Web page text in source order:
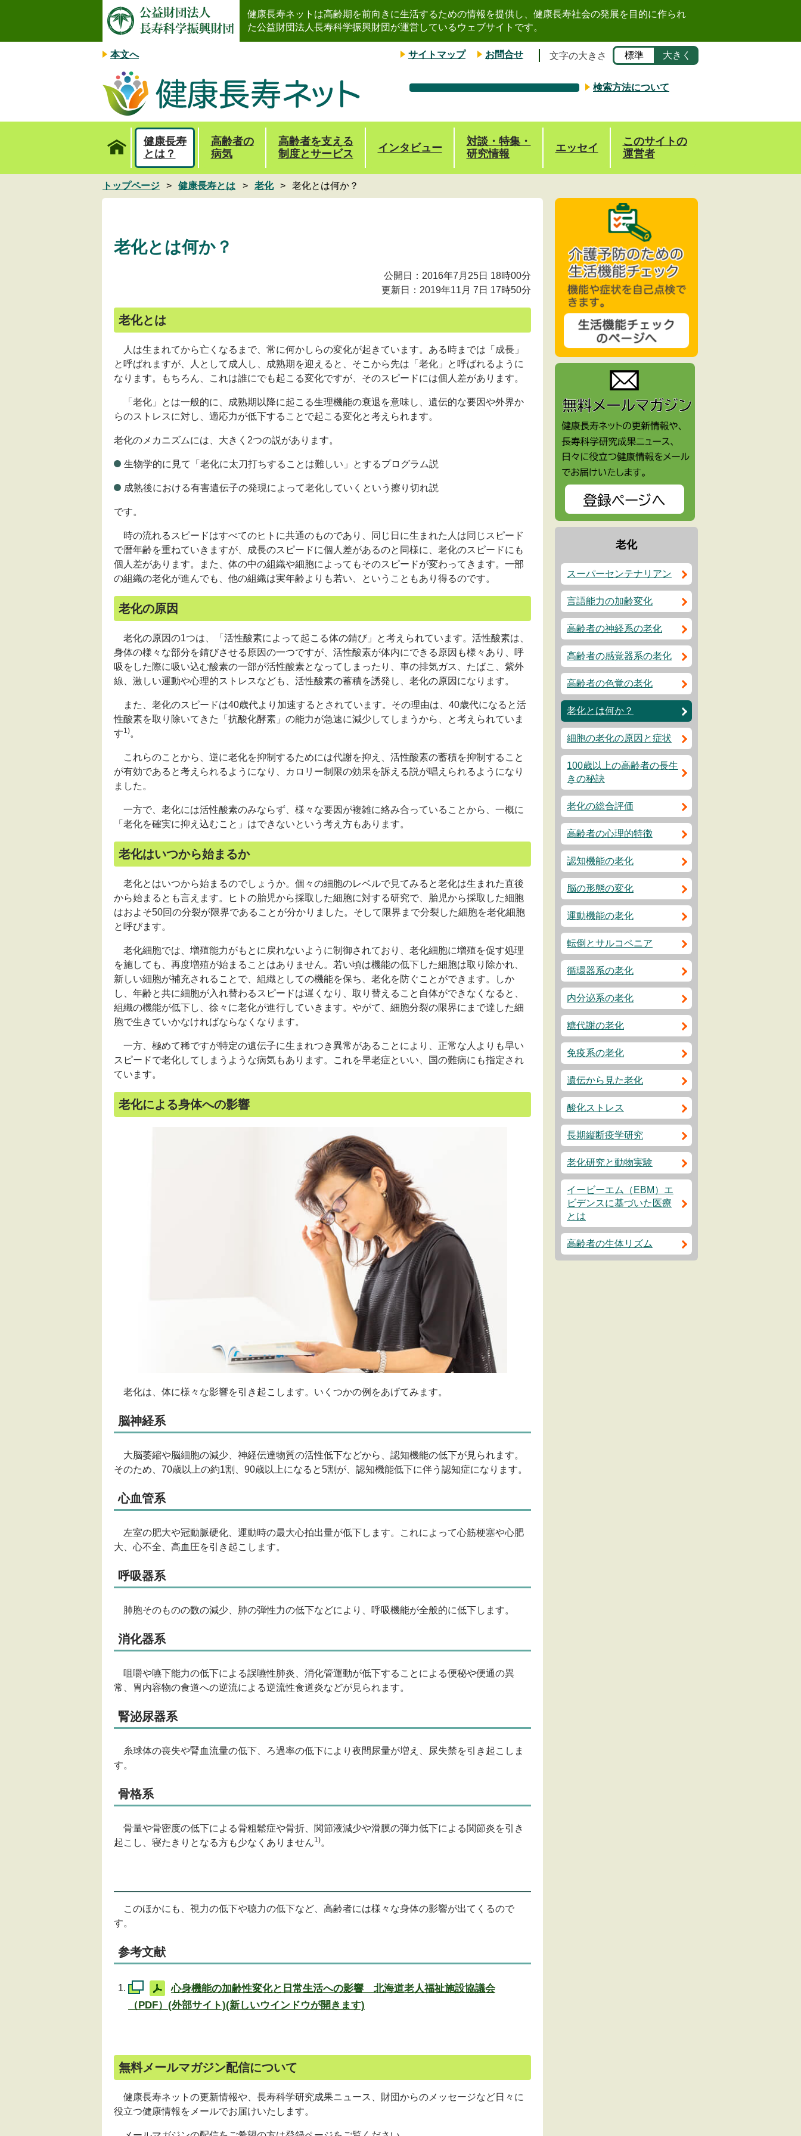
本文へ サイトマップ お問合せ 文字の大きさ 標準 大きく
検索方法について
健康長寿ネットは高齢期を前向きに生活するための情報を提供し、健康長寿社会の発展を目的に作られ
た公益財団法人長寿科学振興財団が運営しているウェブサイトです。
健康長寿
とは？
高齢者の
病気
高齢者を支える
制度とサービス
インタビュー
対談・特集・
研究情報
エッセイ
このサイトの
運営者
トップページ 健康長寿とは 老化 老化とは何か？
老化とは何か？
公開日：2016年7月25日 18時00分
更新日：2019年11月 7日 17時50分
老化とは
人は生まれてから亡くなるまで、常に何かしらの変化が起きています。ある時までは「成長」
と呼ばれますが、人として成人し、成熟期を迎えると、そこから先は「老化」と呼ばれるように
なります。もちろん、これは誰にでも起こる変化ですが、そのスピードには個人差があります。
「老化」とは一般的に、成熟期以降に起こる生理機能の衰退を意味し、遺伝的な要因や外界か
らのストレスに対し、適応力が低下することで起こる変化と考えられます。
老化のメカニズムには、大きく2つの説があります。
生物学的に見て「老化に太刀打ちすることは難しい」とするプログラム説
成熟後における有害遺伝子の発現によって老化していくという擦り切れ説
です。
時の流れるスピードはすべてのヒトに共通のものであり、同じ日に生まれた人は同じスピード
で暦年齢を重ねていきますが、成長のスピードに個人差があるのと同様に、老化のスピードにも
個人差があります。また、体の中の組織や細胞によってもそのスピードが変わってきます。一部
の組織の老化が進んでも、他の組織は実年齢よりも若い、ということもあり得るのです。
老化の原因
老化の原因の1つは、「活性酸素によって起こる体の錆び」と考えられています。活性酸素は、
身体の様々な部分を錆びさせる原因の一つですが、活性酸素が体内にできる原因も様々あり、呼
吸をした際に吸い込む酸素の一部が活性酸素となってしまったり、車の排気ガス、たばこ、紫外
線、激しい運動や心理的ストレスなども、活性酸素の蓄積を誘発し、老化の原因になります。
また、老化のスピードは40歳代より加速するとされています。その理由は、40歳代になると活
性酸素を取り除いてきた「抗酸化酵素」の能力が急速に減少してしまうから、と考えられていま
す1)。
これらのことから、逆に老化を抑制するためには代謝を抑え、活性酸素の蓄積を抑制すること
が有効であると考えられるようになり、カロリー制限の効果を訴える説が唱えられるようになり
ました。
一方で、老化には活性酸素のみならず、様々な要因が複雑に絡み合っていることから、一概に
「老化を確実に抑え込むこと」はできないという考え方もあります。
老化はいつから始まるか
老化とはいつから始まるのでしょうか。個々の細胞のレベルで見てみると老化は生まれた直後
から始まるとも言えます。ヒトの胎児から採取した細胞に対する研究で、胎児から採取した細胞
はおよそ50回の分裂が限界であることが分かりました。そして限界まで分裂した細胞を老化細胞
と呼びます。
老化細胞では、増殖能力がもとに戻れないように制御されており、老化細胞に増殖を促す処理
を施しても、再度増殖が始まることはありません。若い頃は機能の低下した細胞は取り除かれ、
新しい細胞が補充されることで、組織としての機能を保ち、老化を防ぐことができます。しか
し、年齢と共に細胞が入れ替わるスピードは遅くなり、取り替えること自体ができなくなると、
組織の機能が低下し、徐々に老化が進行していきます。やがて、細胞分裂の限界にまで達した細
胞で生きていかなければならなくなります。
一方、極めて稀ですが特定の遺伝子に生まれつき異常があることにより、正常な人よりも早い
スピードで老化してしまうような病気もあります。これを早老症といい、国の難病にも指定され
ています。
老化による身体への影響
老化は、体に様々な影響を引き起こします。いくつかの例をあげてみます。
脳神経系
大脳萎縮や脳細胞の減少、神経伝達物質の活性低下などから、認知機能の低下が見られます。
そのため、70歳以上の約1割、90歳以上になると5割が、認知機能低下に伴う認知症になります。
心血管系
左室の肥大や冠動脈硬化、運動時の最大心拍出量が低下します。これによって心筋梗塞や心肥
大、心不全、高血圧を引き起こします。
呼吸器系
肺胞そのものの数の減少、肺の弾性力の低下などにより、呼吸機能が全般的に低下します。
消化器系
咀嚼や嚥下能力の低下による誤嚥性肺炎、消化管運動が低下することによる便秘や便通の異
常、胃内容物の食道への逆流による逆流性食道炎などが見られます。
腎泌尿器系
糸球体の喪失や腎血流量の低下、ろ過率の低下により夜間尿量が増え、尿失禁を引き起こしま
す。
骨格系
骨量や骨密度の低下による骨粗鬆症や骨折、関節液減少や滑膜の弾力低下による関節炎を引き
起こし、寝たきりとなる方も少なくありません1)。
このほかにも、視力の低下や聴力の低下など、高齢者には様々な身体の影響が出てくるので
す。
参考文献
心身機能の加齢性変化と日常生活への影響 北海道老人福祉施設協議会
（PDF）(外部サイト)(新しいウインドウが開きます)
無料メールマガジン配信について
健康長寿ネットの更新情報や、長寿科学研究成果ニュース、財団からのメッセージなど日々に
役立つ健康情報をメールでお届けいたします。
老化
スーパーセンテナリアン
言語能力の加齢変化
高齢者の神経系の老化
高齢者の感覚器系の老化
高齢者の色覚の老化
老化とは何か？
細胞の老化の原因と症状
100歳以上の高齢者の長生
きの秘訣
老化の総合評価
高齢者の心理的特徴
認知機能の老化
脳の形態の変化
運動機能の老化
転倒とサルコペニア
循環器系の老化
内分泌系の老化
糖代謝の老化
免疫系の老化
遺伝から見た老化
酸化ストレス
長期縦断疫学研究
老化研究と動物実験
イービーエム（EBM）エ
ビデンスに基づいた医療
とは
高齢者の生体リズム